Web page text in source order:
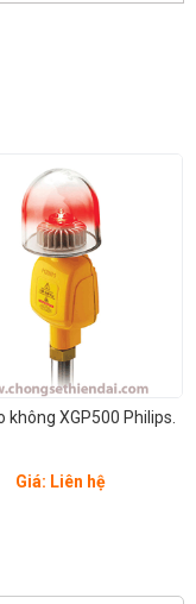
không XGP500 Philips.
Giá: Liên hệ